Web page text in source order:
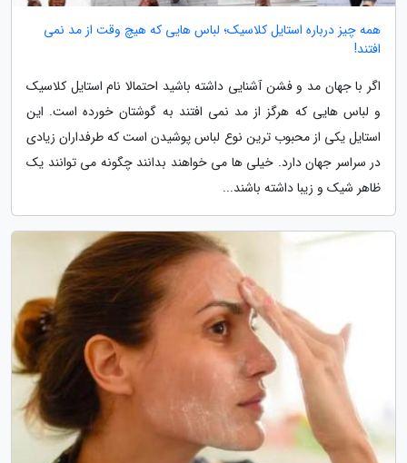
همه چیز درباره استایل کلاسیک؛ لباس هایی که هیچ وقت از مد نمی
افتند!
اگر با جهان مد و فشن آشنایی داشته باشید احتمالا نام استایل کلاسیک
و لباس هایی که هرگز از مد نمی افتند به گوشتان خورده است. این
استایل یکی از محبوب ترین نوع لباس پوشیدن است که طرفداران زیادی
در سراسر جهان دارد. خیلی ها می خواهند بدانند چگونه می توانند یک
ظاهر شیک و زیبا داشته باشند...